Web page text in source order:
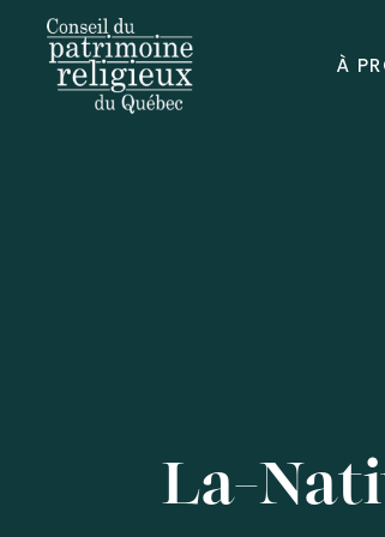
À
La-